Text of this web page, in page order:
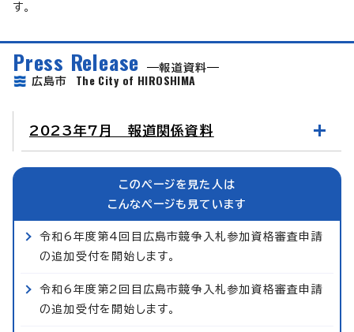
す。
Press Release
報道資料
広島市 The City of HIROSHIMA
2023年7月 報道関係資料
このページを見た人は
こんなページも見ています
令和6年度第4回目広島市競争入札参加資格審査申請
の追加受付を開始します。
令和6年度第2回目広島市競争入札参加資格審査申請
の追加受付を開始します。